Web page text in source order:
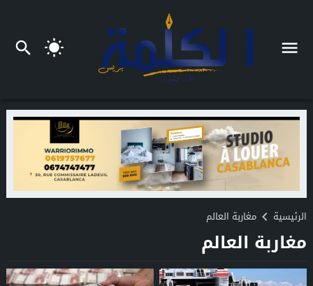
الرئيسية مغاربة العالم
مغاربة العالم